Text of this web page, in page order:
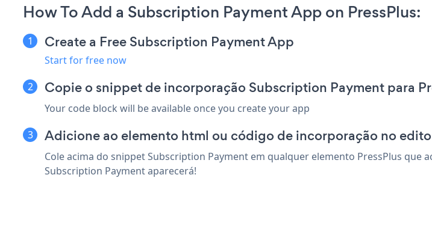
How To Add a Subscription Payment App on PressPlus:
Create a Free Subscription Payment App
Start for free now
Copie o snippet de incorporação Subscription Payment para
Your code block will be available once you create your app
Adicione ao elemento html ou código de incorporação no
Cole acima do snippet Subscription Payment em qualquer elemento PressPlus que
Subscription Payment aparecerá!